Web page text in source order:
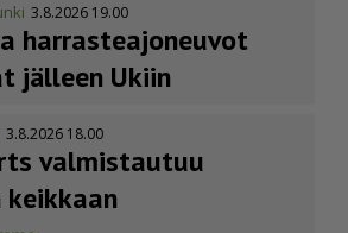
3.8.2026 19.00
harras­te­a­jo­neuvot
jälleen Ukiin
3.8.2026 18.00
valmistautuu